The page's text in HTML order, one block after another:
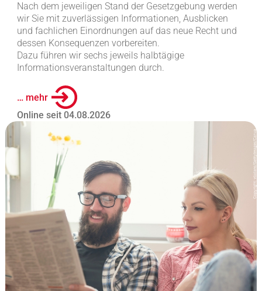
Nach dem jeweiligen Stand der Gesetzgebung werden
wir Sie mit zuverlässigen Informationen, Ausblicken
und fachlichen Einordnungen auf das neue Recht und
dessen Konsequenzen vorbereiten.
Dazu führen wir sechs jeweils halbtägige
Informationsveranstaltungen durch.
… mehr
Online seit 04.08.2026